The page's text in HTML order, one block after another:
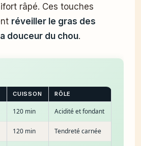
râpé. Ces touches
réveiller le gras des
douceur du chou.
CUISSON RÔLE
120 min Acidité et fondant
120 min Tendreté carnée